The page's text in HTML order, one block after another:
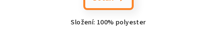
Složení: 100% polyester